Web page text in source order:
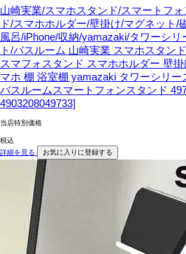
山崎実業/スマホスタンド/スマートフ
ド/スマホホルダー/壁掛け/マグネット/
風呂/iPhone/収納/yamazaki/タワーシ
ト/バスルーム 山崎実業 スマホスタン
スマフォスタンド スマホホルダー 壁
マホ 棚 浴室棚 yamazaki タワーシリー
バスルームスマートフォンスタンド
4903208049733]
当店特別価格
税込
詳細を見る
お気に入りに登録する